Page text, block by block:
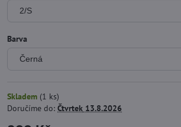
Barva
Skladem (1 ks)
Doručíme do: Čtvrtek 13.8.2026